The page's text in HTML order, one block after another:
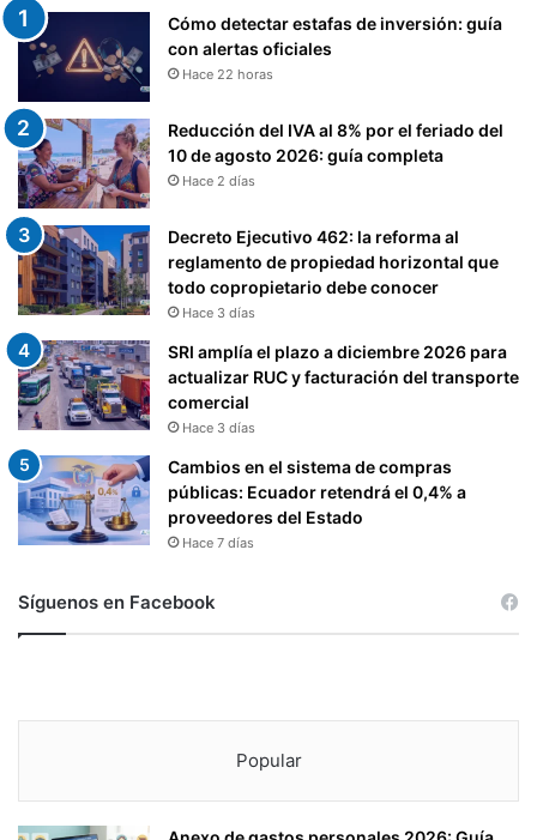
Cómo detectar estafas de inversión: guía
con alertas oficiales
Hace 22 horas
Reducción del IVA al 8% por el feriado del
10 de agosto 2026: guía completa
Hace 2 días
Decreto Ejecutivo 462: la reforma al
reglamento de propiedad horizontal que
todo copropietario debe conocer
Hace 3 días
SRI amplía el plazo a diciembre 2026 para
actualizar RUC y facturación del transporte
comercial
Hace 3 días
Cambios en el sistema de compras
públicas: Ecuador retendrá el 0,4% a
proveedores del Estado
Hace 7 días
Síguenos en Facebook
Popular